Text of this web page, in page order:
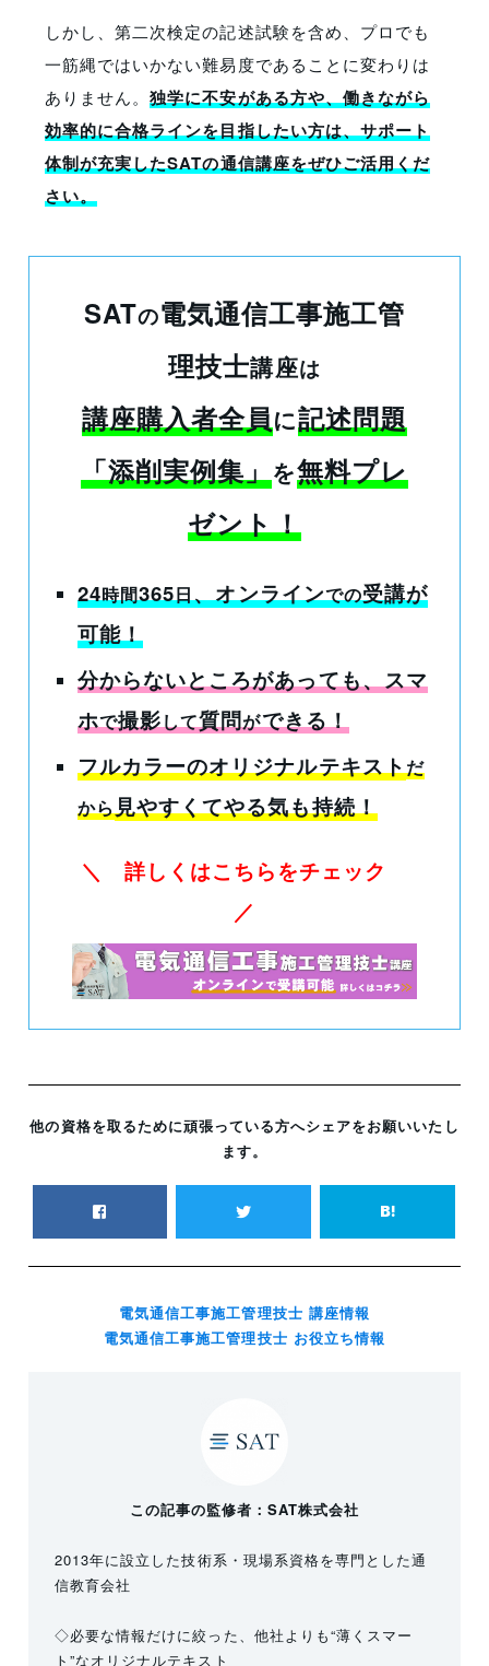
しかし、第二次検定の記述試験を含め、プロでも
一筋縄ではいかない難易度であることに変わりは
ありません。独学に不安がある方や、働きながら
効率的に合格ラインを目指したい方は、サポート
体制が充実したSATの通信講座をぜひご活用くだ
さい。
SATの電気通信工事施工管
理技士講座は
講座購入者全員に記述問題
「添削実例集」を無料プレ
ゼント！
24時間365日、オンラインでの受講が
可能！
分からないところがあっても、スマ
ホで撮影して質問ができる！
フルカラーのオリジナルテキストだ
から見やすくてやる気も持続！
＼ 詳しくはこちらをチェック
／
他の資格を取るために頑張っている方へシェアをお願いいたし
ます。
電気通信工事施工管理技士 講座情報
電気通信工事施工管理技士 お役立ち情報
この記事の監修者：SAT株式会社
2013年に設立した技術系・現場系資格を専門とした通
信教育会社
◇必要な情報だけに絞った、他社よりも“薄くスマー
ト”なオリジナルテキスト